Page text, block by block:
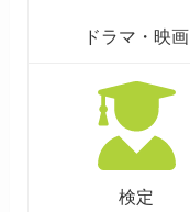
ドラマ・映画
検定